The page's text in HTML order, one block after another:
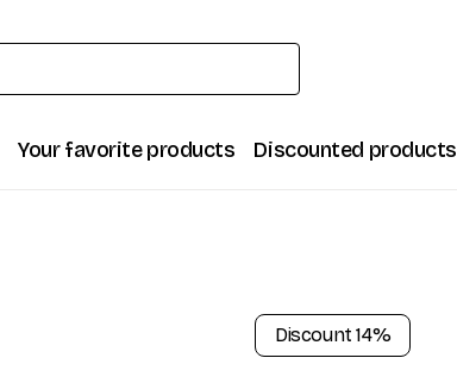
Your favorite products Discounted products
Discount 14%